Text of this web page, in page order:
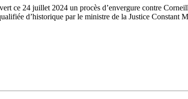
ce 24 juillet 2024 un procès d’envergure contre
d’historique par le ministre de la Justice Constant